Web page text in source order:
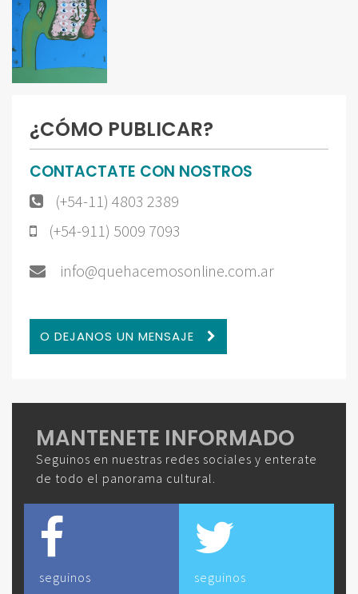
¿CÓMO PUBLICAR?
CONTACTATE CON NOSTROS
(+54-11) 4803 2389
(+54-911) 5009 7093
info@quehacemosonline.com.ar
O DEJANOS UN MENSAJE
MANTENETE INFORMADO
Seguinos en nuestras redes sociales y enterate
de todo el panorama cultural.
seguinos seguinos